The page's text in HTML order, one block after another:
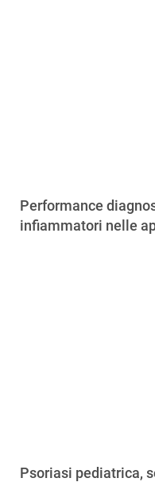
Performance
infiammatori nelle
Psoriasi pediatrica,